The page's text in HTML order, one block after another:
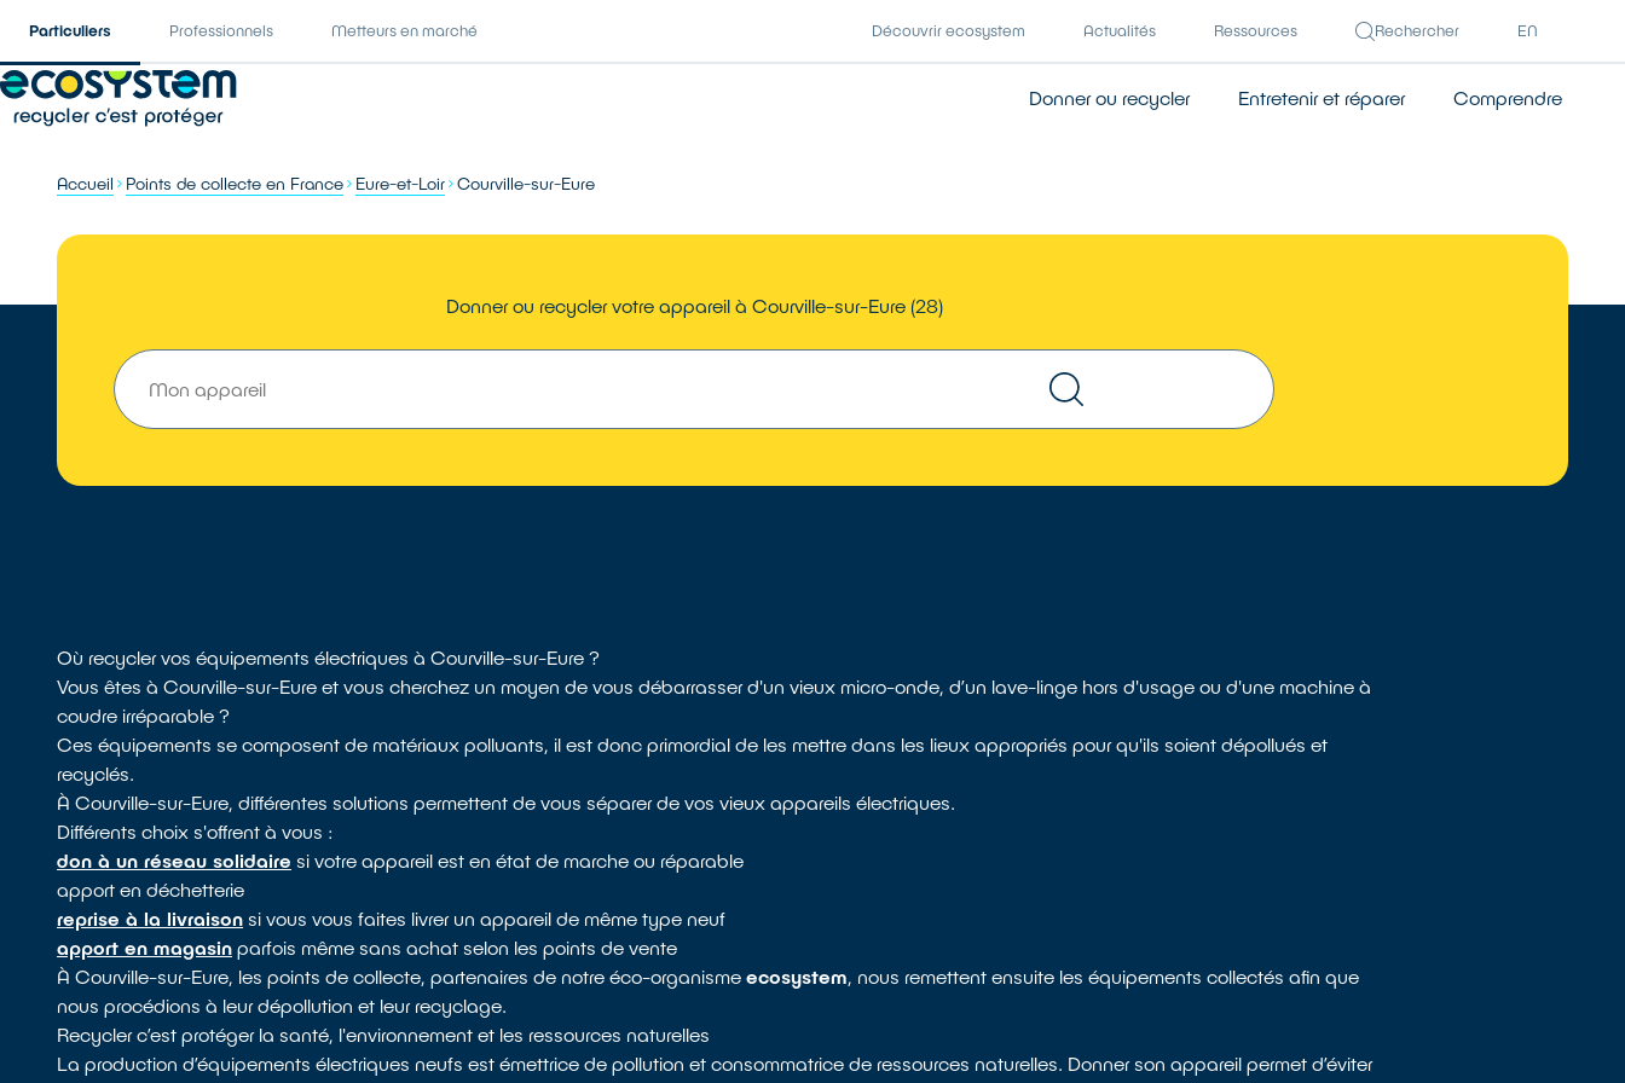
Particuliers Professionnels Metteurs en marché Découvrir ecosystem Actualités Ressources Rechercher EN
Donner ou recycler Entretenir et réparer Comprendre
Accueil Points de collecte en France Eure-et-Loir Courville-sur-Eure
Donner ou recycler votre appareil à Courville-sur-Eure (28)
Où recycler vos équipements électriques à Courville-sur-Eure ?
Vous êtes à Courville-sur-Eure et vous cherchez un moyen de vous débarrasser d'un vieux micro-onde, d’un lave-linge hors d'usage ou d'une machine à
coudre irréparable ?
Ces équipements se composent de matériaux polluants, il est donc primordial de les mettre dans les lieux appropriés pour qu'ils soient dépollués et
recyclés.
À Courville-sur-Eure, différentes solutions permettent de vous séparer de vos vieux appareils électriques.
Différents choix s'offrent à vous :
don à un réseau solidaire si votre appareil est en état de marche ou réparable
apport en déchetterie
reprise à la livraison si vous vous faites livrer un appareil de même type neuf
apport en magasin parfois même sans achat selon les points de vente
À Courville-sur-Eure, les points de collecte, partenaires de notre éco-organismeecosystem, nous remettent ensuite les équipements collectés afin que
nous procédions à leur dépollution et leur recyclage.
Recycler c’est protéger la santé, l'environnement et les ressources naturelles
La production d’équipements électriques neufs est émettrice de pollution et consommatrice de ressources naturelles. Donner son appareil permet d’éviter